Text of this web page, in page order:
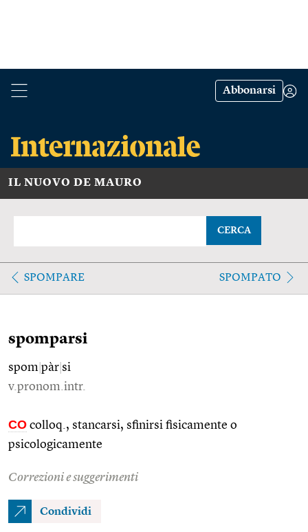
Abbonarsi
IL NUOVO DE MAURO
CERCA
SPOMPARE SPOMPATO
spomparsi
spom pàr si
v.pronom.intr.
CO colloq., stancarsi, sfinirsi fisicamente o
psicologicamente
Correzioni e suggerimenti
Condividi